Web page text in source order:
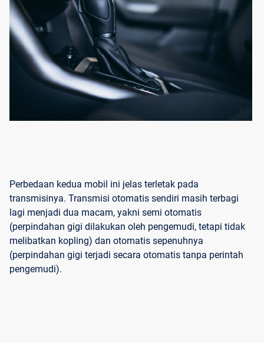
Perbedaan kedua mobil ini jelas terletak pada
transmisinya. Transmisi otomatis sendiri masih terbagi
lagi menjadi dua macam, yakni semi otomatis
(perpindahan gigi dilakukan oleh pengemudi, tetapi tidak
melibatkan kopling) dan otomatis sepenuhnya
(perpindahan gigi terjadi secara otomatis tanpa perintah
pengemudi).